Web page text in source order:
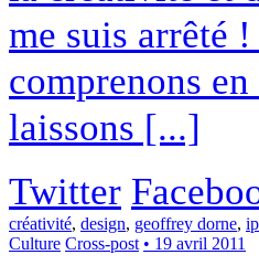
me suis arrêté
comprenons
laissons [...]
Twitter
créativité, design, geoffrey dorne,
Culture Cross-post • 19 avril 2011